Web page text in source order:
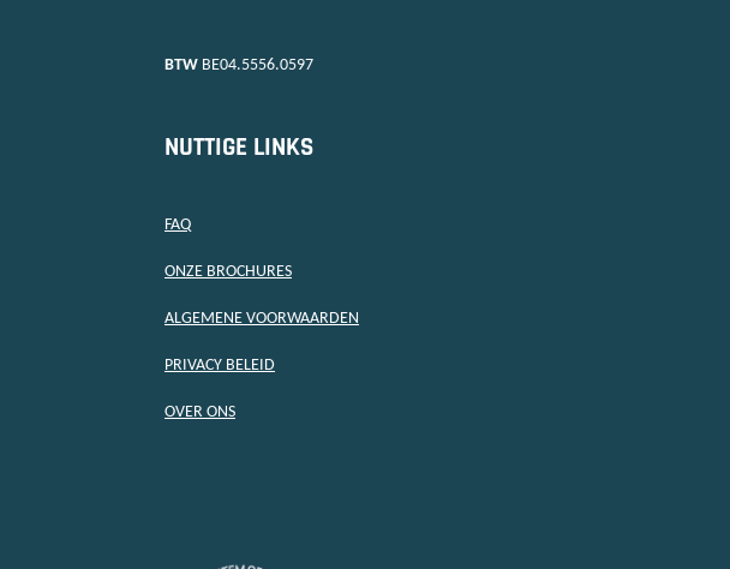
BTW BE04.5556.0597
NUTTIGE LINKS
FAQ
ONZE BROCHURES
ALGEMENE VOORWAARDEN
PRIVACY BELEID
OVER ONS